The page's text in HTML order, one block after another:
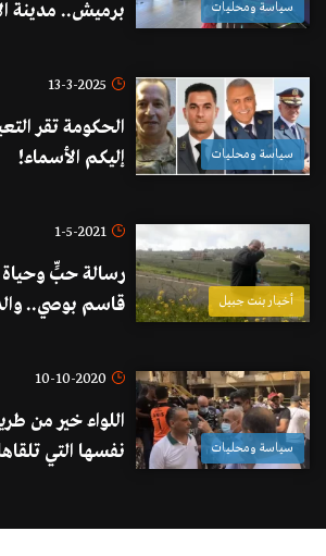
سياسة ومحليات
برميش.. مدينة
سياسة ومحليات
13-3-2025
الحكومة تقر
إليكم الأسماء!
أخبار بنت جبيل
1-5-2021
رسالة حبٍّ وحياة
قاسم بوصي..
وحشتنا»
سياسة ومحليات
10-10-2020
اللواء خير من
نفسها التي